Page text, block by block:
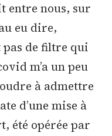
entre nous, sur
eu dire,
pas de filtre qui
m’a un peu
à admettre
d’une mise à
été opérée par